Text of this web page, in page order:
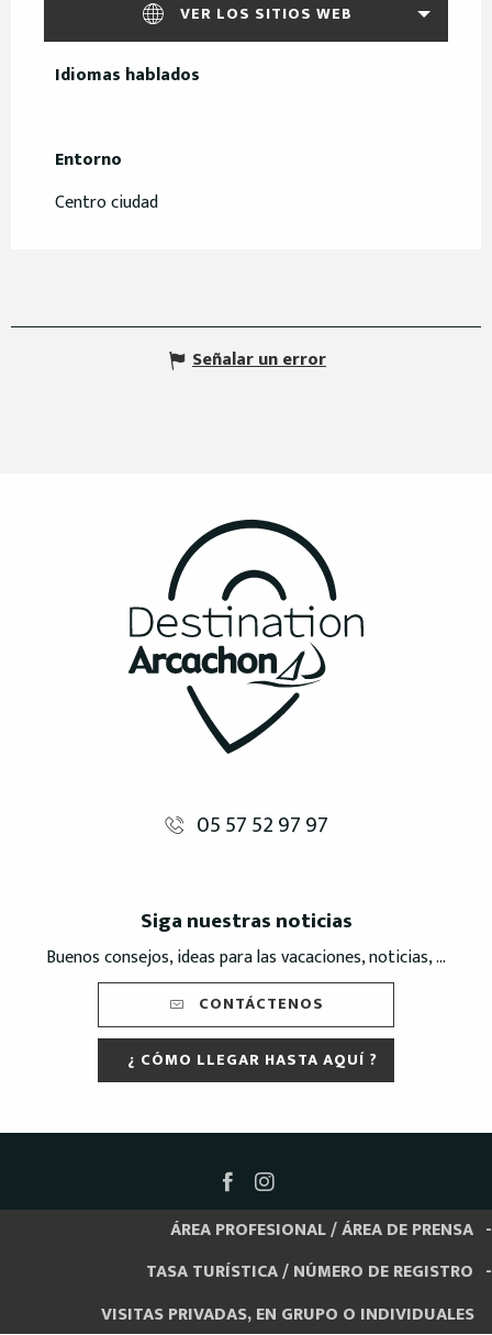
VER LOS SITIOS WEB
Idiomas hablados
Idiomas hablados
Entorno
Entorno
Centro ciudad
Señalar un error
05 57 52 97 97
Siga nuestras noticias
Buenos consejos, ideas para las vacaciones, noticias, ...
CONTÁCTENOS
¿ CÓMO LLEGAR HASTA AQUÍ ?
ÁREA PROFESIONAL / ÁREA DE PRENSA
TASA TURÍSTICA / NÚMERO DE REGISTRO
VISITAS PRIVADAS, EN GRUPO O INDIVIDUALES